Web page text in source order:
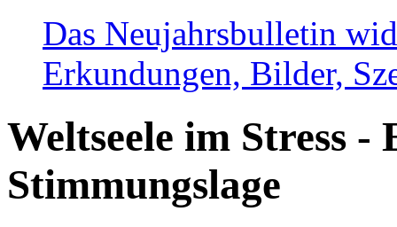
Das Neujahrsbulletin
Erkundungen, Bilder,
Weltseele im Stress -
Stimmungslage